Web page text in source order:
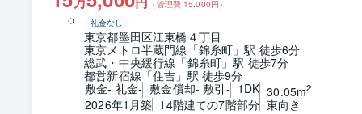
（管理費 15,000円）
礼金なし
東京都墨田区江東橋４丁目
東京メトロ半蔵門線「錦糸町」駅 徒歩6分
総武・中央緩行線「錦糸町」駅 徒歩7分
都営新宿線「住吉」駅 徒歩9分
敷金- 礼金- 敷金償却- 敷引- 1DK 30.05m2
2026年1月築 14階建ての7階部分 東向き